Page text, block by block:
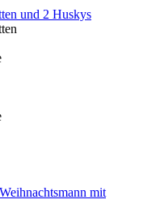
und 2 Huskys